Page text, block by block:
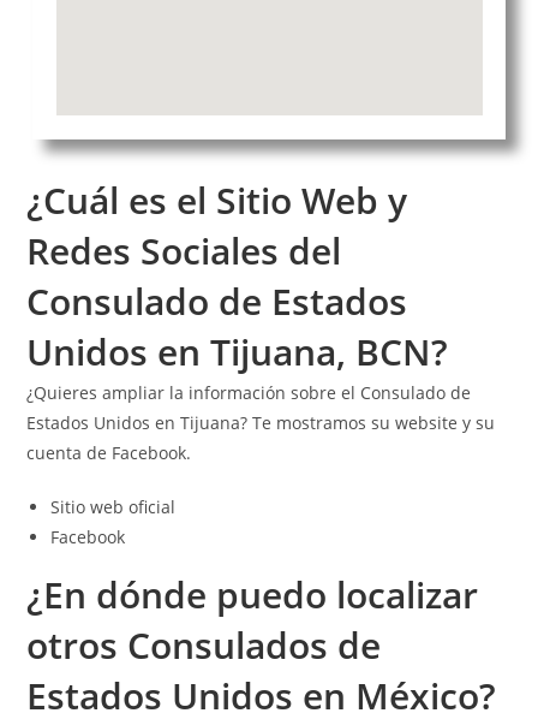
¿Cuál es el Sitio Web y
Redes Sociales del
Consulado de Estados
Unidos en Tijuana, BCN?
¿Quieres ampliar la información sobre el Consulado de
Estados Unidos en Tijuana? Te mostramos su website y su
cuenta de Facebook.
Sitio web oficial
Facebook
¿En dónde puedo localizar
otros Consulados de
Estados Unidos en México?